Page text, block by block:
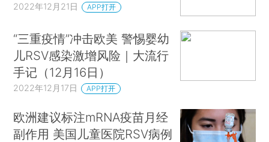
2022年12月21日 APP打开
“三重疫情”冲击欧美 警惕婴幼
儿RSV感染激增风险｜大流行
手记（12月16日）
2022年12月17日 APP打开
欧洲建议标注mRNA疫苗月经
副作用 美国儿童医院RSV病例